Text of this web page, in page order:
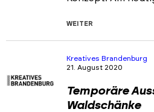
WEITER
Kreatives Brandenburg
21. August 2020
Temporäre
Waldschänke